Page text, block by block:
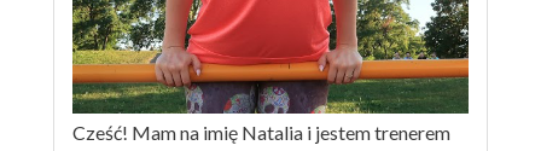
Cześć! Mam na imię Natalia i jestem trenerem